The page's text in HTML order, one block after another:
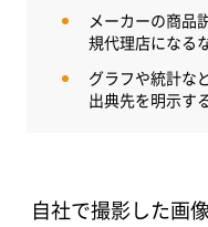
メーカーの商品
規代理店になる
グラフや統計な
出典先を明示す
自社で撮影した画